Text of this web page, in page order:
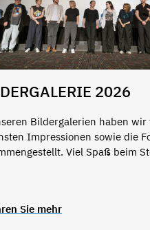
2026
Bildergalerien haben wir
Impressionen sowie die
Viel Spaß beim
Sie mehr